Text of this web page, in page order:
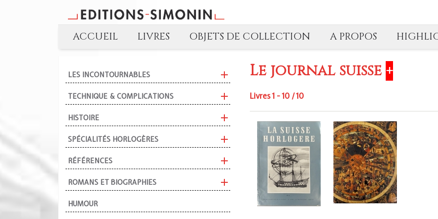
ACCUEIL LIVRES OBJETS DE COLLECTION A PROPOS
LES INCONTOURNABLES
TECHNIQUE & COMPLICATIONS
HISTOIRE
SPÉCIALITÉS HORLOGÈRES
RÉFÉRENCES
ROMANS ET BIOGRAPHIES
HUMOUR
Le journal suisse +
Livres 1 - 10 / 10